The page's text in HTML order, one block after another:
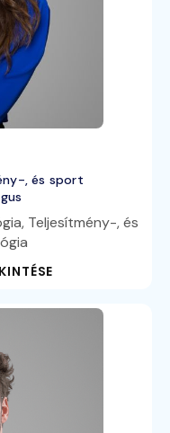
, és sport
Teljesítmény-, és